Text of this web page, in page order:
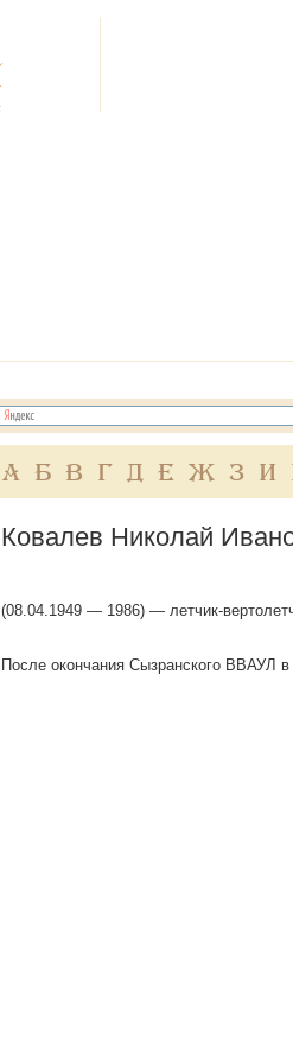
А Б В Г Д Е Ж З И
Ковалев Николай
(08.04.1949 — 1986) — летчик-
После окончания Сызранского ВВАУЛ